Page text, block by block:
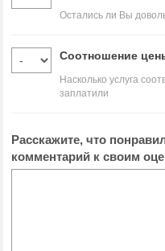
Остались ли Вы
Соотношение
Насколько услуга
заплатили
Расскажите, что
комментарий к своим